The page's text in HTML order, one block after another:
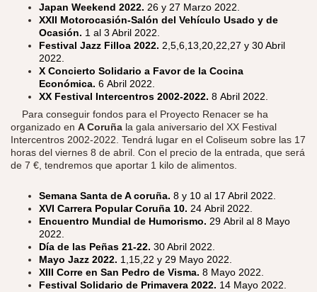
Japan Weekend 2022. 26 y 27 Marzo 2022.
XXII Motorocasión-Salón del Vehículo Usado y de
Ocasión. 1 al 3 Abril 2022.
Festival Jazz Filloa 2022. 2,5,6,13,20,22,27 y 30 Abril
2022.
X Concierto Solidario a Favor de la Cocina
Económica. 6 Abril 2022.
XX Festival Intercentros 2002-2022. 8 Abril 2022.
Para conseguir fondos para el Proyecto Renacer se ha
organizado en A Coruña la gala aniversario del XX Festival
Intercentros 2002-2022. Tendrá lugar en el Coliseum sobre las 17
horas del viernes 8 de abril. Con el precio de la entrada, que será
de 7 €, tendremos que aportar 1 kilo de alimentos.
Semana Santa de A coruña. 8 y 10 al 17 Abril 2022.
XVI Carrera Popular Coruña 10. 24 Abril 2022.
Encuentro Mundial de Humorismo. 29 Abril al 8 Mayo
2022.
Día de las Peñas 21-22. 30 Abril 2022.
Mayo Jazz 2022. 1,15,22 y 29 Mayo 2022.
XIII Corre en San Pedro de Visma. 8 Mayo 2022.
Festival Solidario de Primavera 2022. 14 Mayo 2022.